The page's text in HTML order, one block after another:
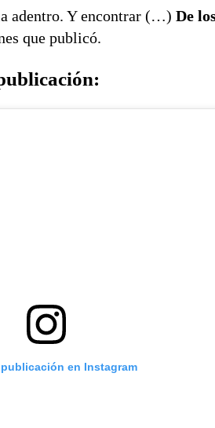
adentro. Y encontrar (…) De
que publicó.
publicación en Instagram